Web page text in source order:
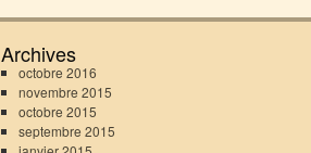
Archives
octobre 2016
novembre 2015
octobre 2015
septembre 2015